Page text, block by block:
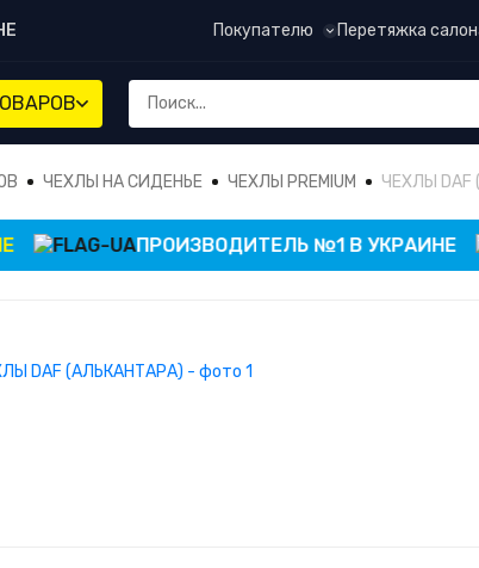
Покупателю Перетяжка
ЧЕХЛЫ НА СИДЕНЬЕ ЧЕХЛЫ PREMIUM ЧЕХЛЫ
ПРОИЗВОДИТЕЛЬ №1 В УКРАИНЕ